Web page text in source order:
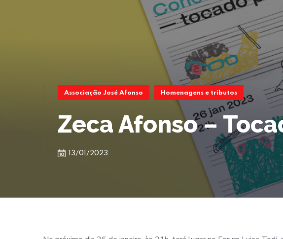
Associação José Afonso Homenagens e tributos
Zeca Afonso –
13/01/2023